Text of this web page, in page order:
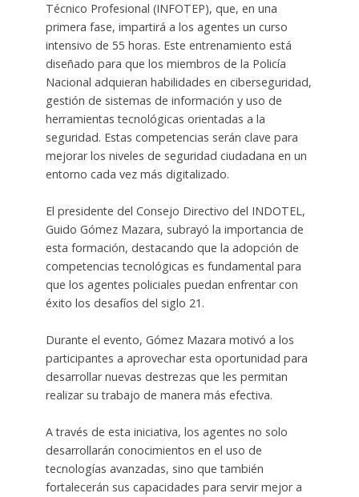
Técnico Profesional (INFOTEP), que, en una
primera fase, impartirá a los agentes un curso
intensivo de 55 horas. Este entrenamiento está
diseñado para que los miembros de la Policía
Nacional adquieran habilidades en ciberseguridad,
gestión de sistemas de información y uso de
herramientas tecnológicas orientadas a la
seguridad. Estas competencias serán clave para
mejorar los niveles de seguridad ciudadana en un
entorno cada vez más digitalizado.
El presidente del Consejo Directivo del INDOTEL,
Guido Gómez Mazara, subrayó la importancia de
esta formación, destacando que la adopción de
competencias tecnológicas es fundamental para
que los agentes policiales puedan enfrentar con
éxito los desafíos del siglo 21.
Durante el evento, Gómez Mazara motivó a los
participantes a aprovechar esta oportunidad para
desarrollar nuevas destrezas que les permitan
realizar su trabajo de manera más efectiva.
A través de esta iniciativa, los agentes no solo
desarrollarán conocimientos en el uso de
tecnologías avanzadas, sino que también
fortalecerán sus capacidades para servir mejor a